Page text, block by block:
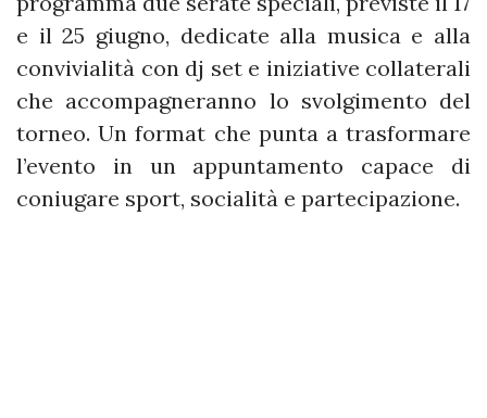
e il 25 giugno, dedicate alla musica e alla
convivialità con dj set e iniziative collaterali
che accompagneranno lo svolgimento del
torneo. Un format che punta a trasformare
l’evento in un appuntamento capace di
coniugare sport, socialità e partecipazione.